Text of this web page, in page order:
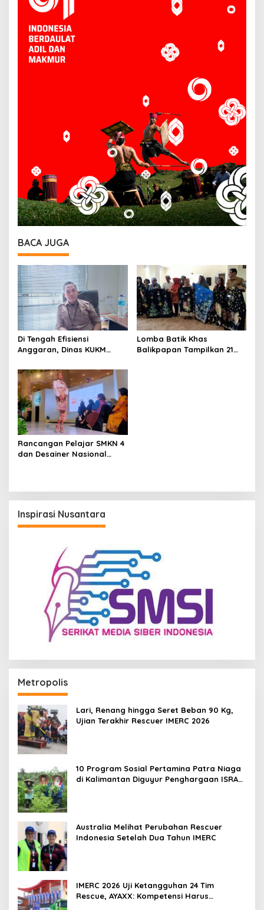
BACA JUGA
Di Tengah Efisiensi
Anggaran, Dinas KUKM
Kegiatan Prioritas Bertaraf
Nasional
Lomba Batik Khas
Balikpapan Tampilkan 21
Rancangan Pelajar SMKN 4
dan Desainer Nasional
Inspirasi Nusantara
Metropolis
Lari, Renang hingga Seret Beban 90 Kg,
Ujian Terakhir Rescuer IMERC 2026
10 Program Sosial Pertamina Patra Niaga
di Kalimantan Diguyur Penghargaan ISRA
Australia Melihat Perubahan Rescuer
Indonesia Setelah Dua Tahun IMERC
IMERC 2026 Uji Ketangguhan 24 Tim
Rescue, AYAXX: Kompetensi Harus